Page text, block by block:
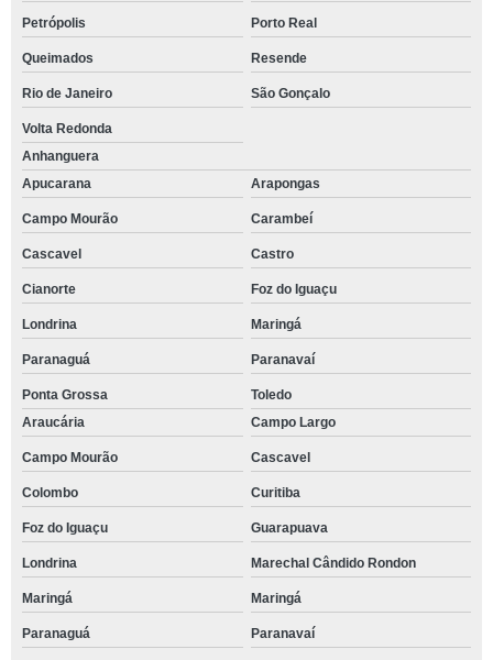
Petrópolis Porto Real
Queimados Resende
Rio de Janeiro São Gonçalo
Volta Redonda
Anhanguera
Apucarana
Arapongas
Campo Mourão Carambeí
Cascavel Castro
Cianorte Foz do Iguaçu
Londrina Maringá
Paranaguá Paranavaí
Ponta Grossa
Toledo
Araucária
Campo Largo
Campo Mourão Cascavel
Colombo Curitiba
Foz do Iguaçu Guarapuava
Londrina Marechal Cândido Rondon
Maringá Maringá
Paranaguá Paranavaí